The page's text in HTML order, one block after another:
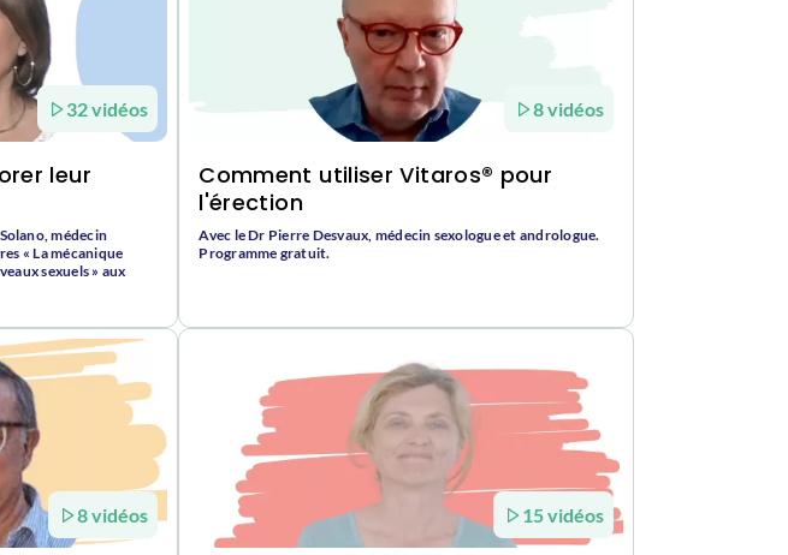
32 vidéos
leur
médecin
« La mécanique
sexuels » aux
8 vidéos
Comment utiliser Vitaros® pour
l'érection
Avec le Dr Pierre Desvaux, médecin sexologue et andrologue.
Programme gratuit.
8 vidéos 15 vidéos